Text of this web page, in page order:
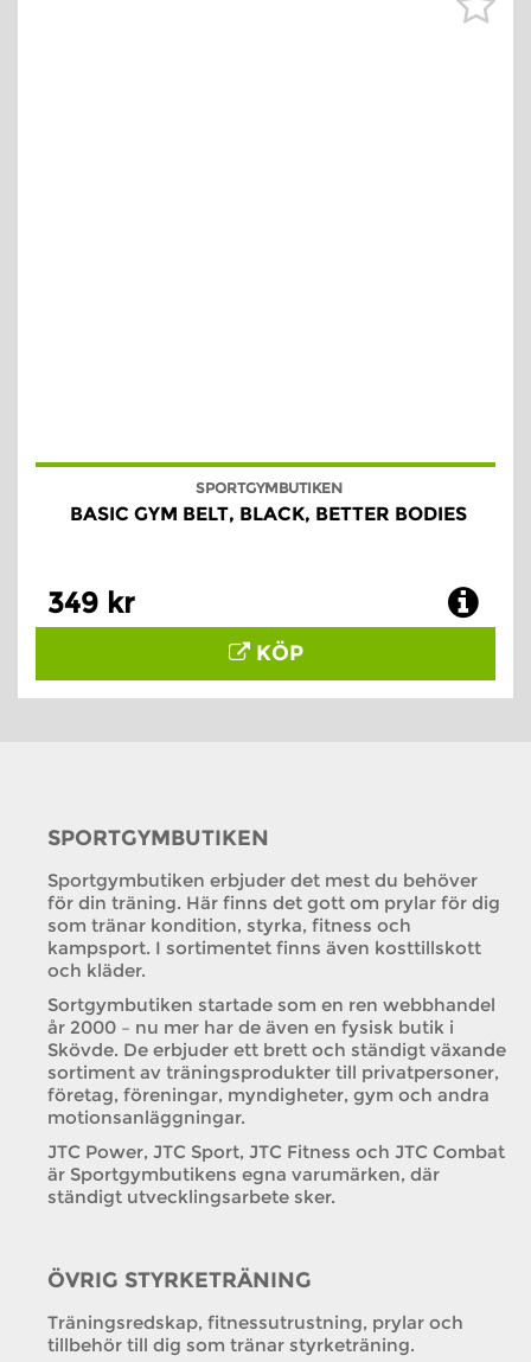
SPORTGYMBUTIKEN
BASIC GYM BELT, BLACK, BETTER BODIES
349 kr
KÖP
SPORTGYMBUTIKEN
Sportgymbutiken erbjuder det mest du behöver
för din träning. Här finns det gott om prylar för dig
som tränar kondition, styrka, fitness och
kampsport. I sortimentet finns även kosttillskott
och kläder.
Sortgymbutiken startade som en ren webbhandel
år 2000 – nu mer har de även en fysisk butik i
Skövde. De erbjuder ett brett och ständigt växande
sortiment av träningsprodukter till privatpersoner,
företag, föreningar, myndigheter, gym och andra
motionsanläggningar.
JTC Power, JTC Sport, JTC Fitness och JTC Combat
är Sportgymbutikens egna varumärken, där
ständigt utvecklingsarbete sker.
ÖVRIG STYRKETRÄNING
Träningsredskap, fitnessutrustning, prylar och
tillbehör till dig som tränar styrketräning.